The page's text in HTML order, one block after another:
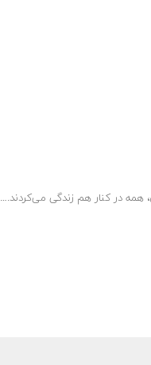
همه در کنار هم زندگی می‌کردند.…